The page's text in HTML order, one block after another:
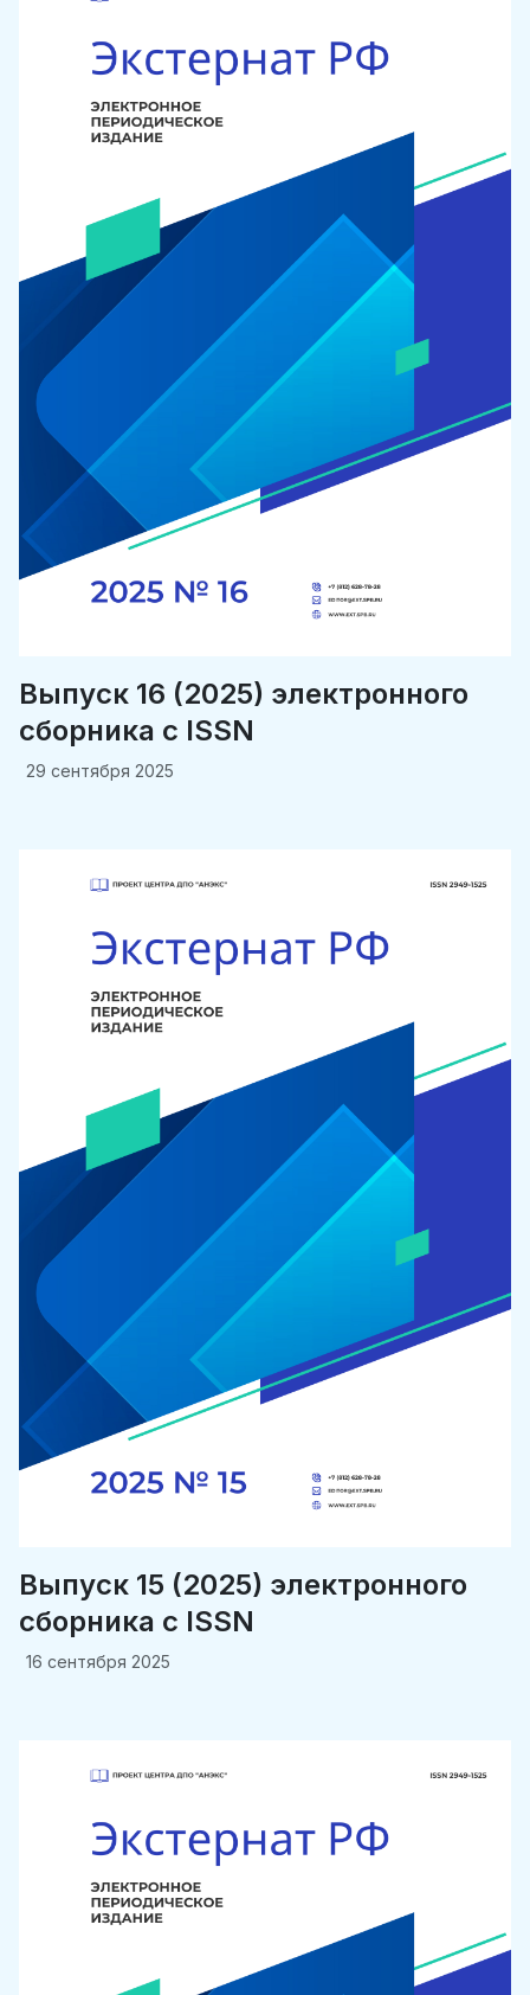
Выпуск 16 (2025) электронного
сборника c ISSN
29 сентября 2025
Выпуск 15 (2025) электронного
сборника c ISSN
16 сентября 2025